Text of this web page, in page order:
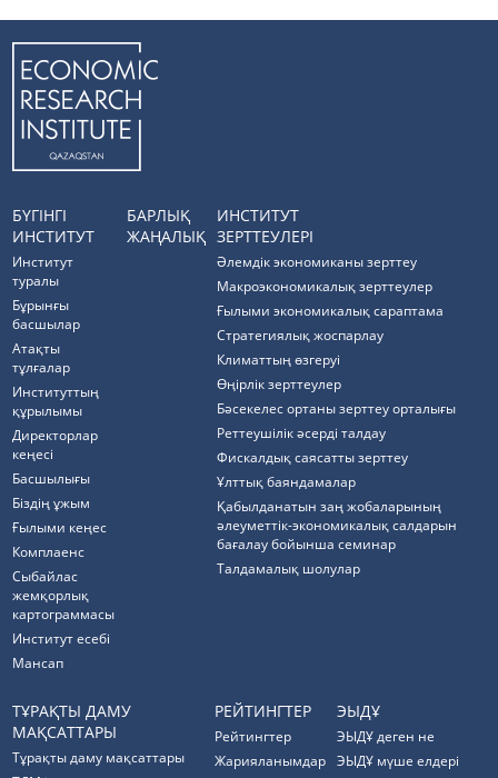
БҮГІНГІ
ИНСТИТУТ
Институт
туралы
Бұрынғы
басшылар
Атақты
тұлғалар
Институттың
құрылымы
Директорлар
кеңесі
Басшылығы
Біздің ұжым
Ғылыми кеңес
Комплаенс
Cыбайлас
жемқорлық
картограммасы
Институт есебі
Мансап
БАРЛЫҚ
ЖАҢАЛЫҚ
ИНСТИТУТ
ЗЕРТТЕУЛЕРІ
Әлемдік экономиканы зерттеу
Макроэкономикалық зерттеулер
Ғылыми экономикалық сараптама
Стратегиялық жоспарлау
Климаттың өзгеруі
Өңірлік зерттеулер
Бәсекелес ортаны зерттеу орталығы
Реттеушілік әсерді талдау
Фискалдық саясатты зерттеу
Ұлттық баяндамалар
Қабылданатын заң жобаларының
әлеуметтік-экономикалық салдарын
бағалау бойынша семинар
Талдамалық шолулар
ТҰРАҚТЫ ДАМУ
МАҚСАТТАРЫ
Тұрақты даму мақсаттары
РЕЙТИНГТЕР
Рейтингтер
Жарияланымдар
ЭЫДҰ
ЭЫДҰ деген не
ЭЫДҰ мүше елдері